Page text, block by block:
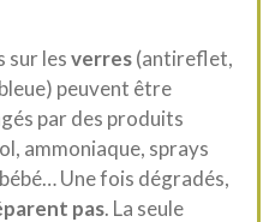
sur lesverres(antireflet,
peuvent être
par des produits
ammoniaque, sprays
Une fois dégradés,
pas. La seule